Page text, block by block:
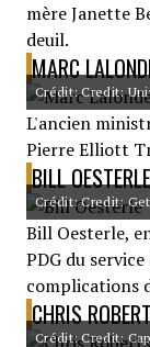
mère Janette
deuil.
MARC
Crédit: Credit:
L'ancien
Pierre Elliott
BILL OESTERLE
Crédit: Credit:
Bill Oesterle,
PDG du
complications
CHRIS
Crédit: Credit: